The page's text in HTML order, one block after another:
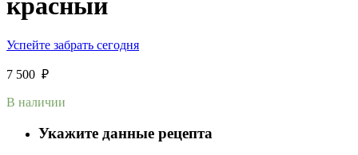
красный
Успейте забрать сегодня
7 500 ₽
В наличии
Укажите данные рецепта